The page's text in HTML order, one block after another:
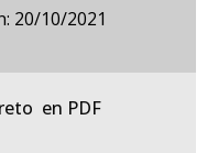
20/10/2021
en PDF